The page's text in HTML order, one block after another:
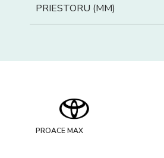
PRIESTORU (MM)
PROACE MAX